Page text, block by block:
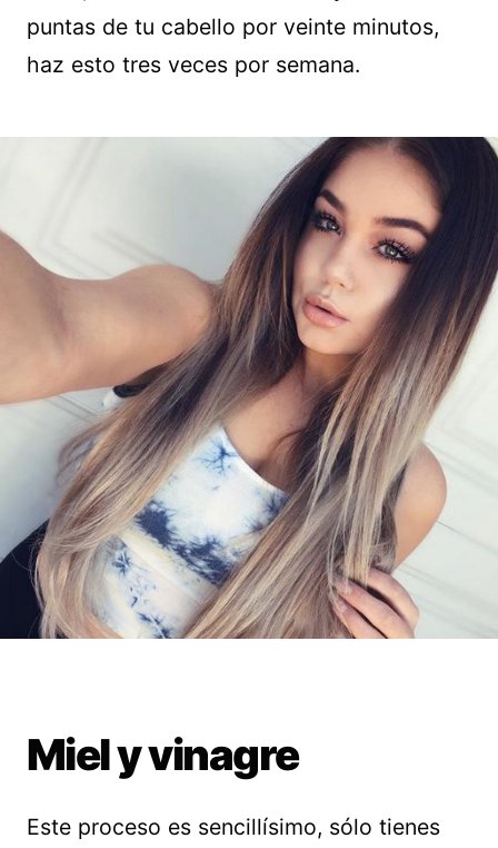
puntas de tu cabello por veinte minutos,
haz esto tres veces por semana.
Miel y vinagre
Este proceso es sencillísimo, sólo tienes